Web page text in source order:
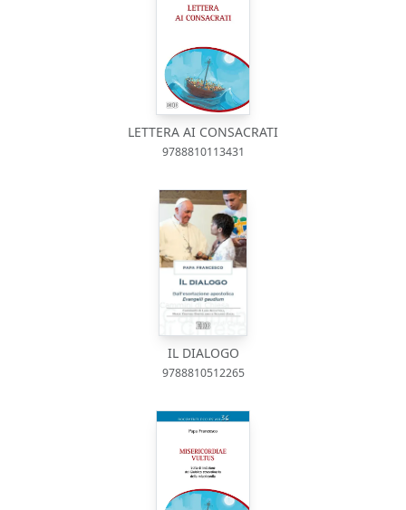
LETTERA AI CONSACRATI
9788810113431
IL DIALOGO
9788810512265